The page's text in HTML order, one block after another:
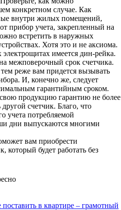
конкретном случае. Как
внутри жилых помещений,
прибор учета, закрепленный на
встретить в наружных
Хотя это и не аксиома.
имеется дин-рейка.
межповерочный срок счетчика.
реже вам придется вызывать
И, конечно же, следует
гарантийным сроком.
продукцию гарантию не более
счетчик. Благо, что
учета потребляемой
дни выпускаются многими
вам приобрести
который будет работать без
в квартире – грамотный